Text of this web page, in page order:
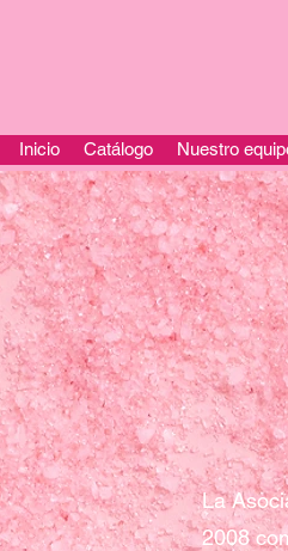
Inicio Catálogo Nuestro
La
2008